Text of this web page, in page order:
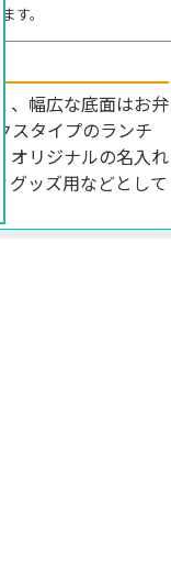
す。
、幅広な底面はお弁
スタイプのランチ
オリジナルの名入れ
グッズ用などとして